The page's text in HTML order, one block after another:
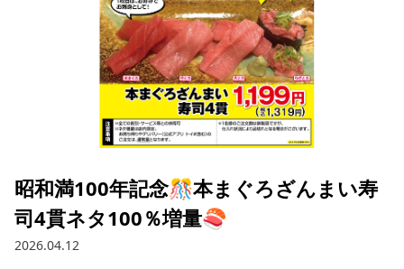
グループ会社
会社概要
組織図
所在地
飲食事業紹介トップ
や台ずし
これや
焼とりてっぱん
IR（株主・投資家）情報
IR情報トップ
会長メッセージ
コーポレートガバナンス
財務情報
採用情報
採用情報トップ
パート・アルバイト
店舗物件・店舗施工管理業者の募集
お問い合わせ
お問い合わせトップ
このサイトについて
昭和満100年記念🎊本まぐろざんまい寿
司4貫ネタ100％増量🍣
2026.04.12